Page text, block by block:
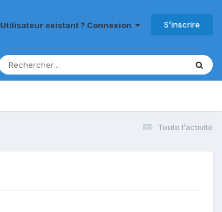
Utilisateur existant ? Connexion S’inscrire
Toute l’activité